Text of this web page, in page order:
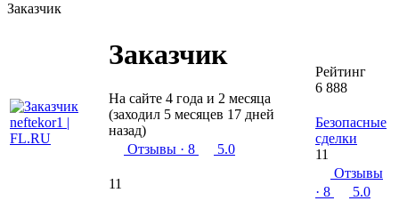
Заказчик
Заказчик
На сайте 4 года и 2 месяца
(заходил 5 месяцев 17 дней
назад)
Отзывы · 8 5.0
11
Рейтинг
6 888
Безопасные
сделки
11
Отзывы
· 8
5.0